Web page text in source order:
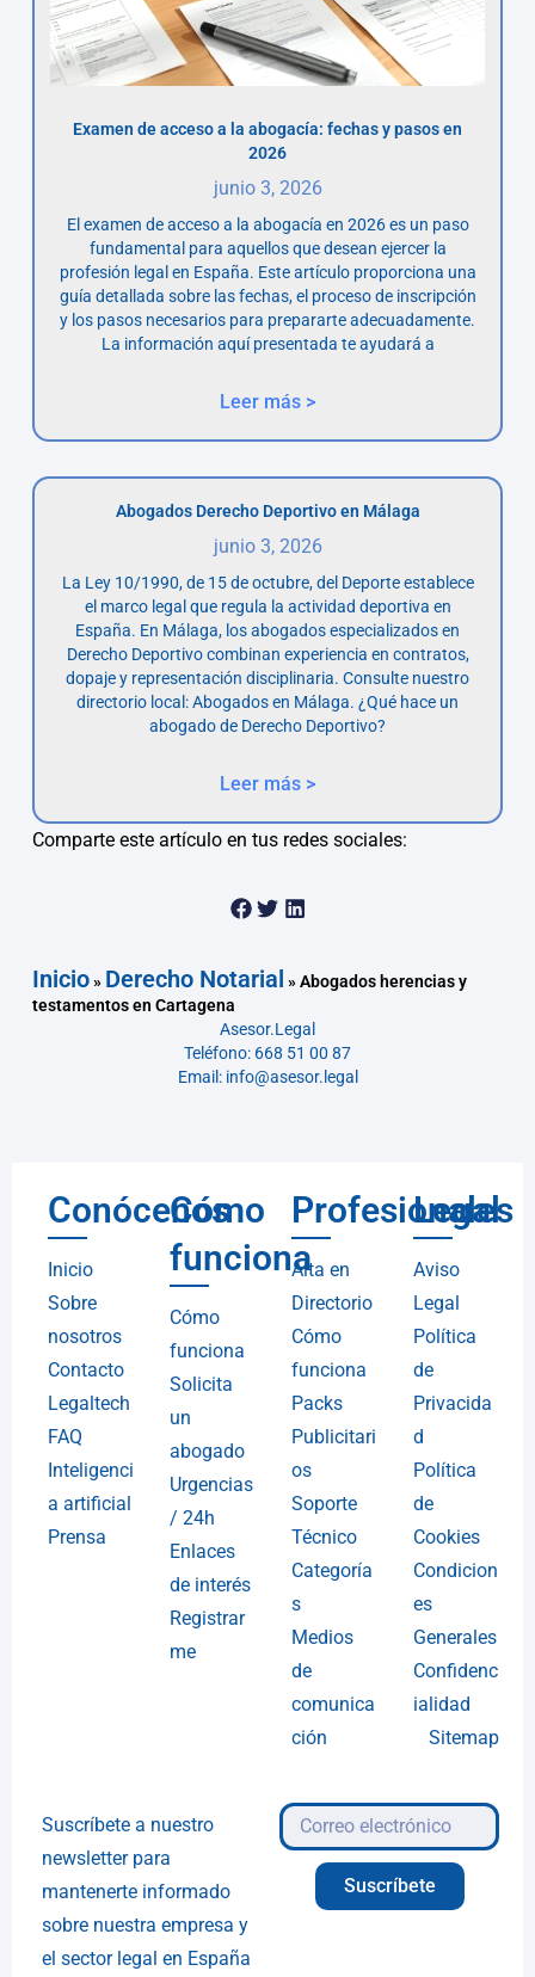
Examen de acceso a la abogacía: fechas y pasos en
2026
junio 3, 2026
El examen de acceso a la abogacía en 2026 es un paso
fundamental para aquellos que desean ejercer la
profesión legal en España. Este artículo proporciona una
guía detallada sobre las fechas, el proceso de inscripción
y los pasos necesarios para prepararte adecuadamente.
La información aquí presentada te ayudará a
Leer más >
Abogados Derecho Deportivo en Málaga
junio 3, 2026
La Ley 10/1990, de 15 de octubre, del Deporte establece
el marco legal que regula la actividad deportiva en
España. En Málaga, los abogados especializados en
Derecho Deportivo combinan experiencia en contratos,
dopaje y representación disciplinaria. Consulte nuestro
directorio local: Abogados en Málaga. ¿Qué hace un
abogado de Derecho Deportivo?
Leer más >
Comparte este artículo en tus redes sociales:
Inicio» Derecho Notarial »Abogados herencias y
testamentos en Cartagena
Asesor.Legal
Teléfono: 668 51 00 87
Email: info@asesor.legal
Conócenos
Inicio
Sobre
nosotros
Contacto
Legaltech
FAQ
Inteligenci
a artificial
Prensa
Cómo
funciona
Cómo
funciona
Solicita
un
abogado
Urgencias
/ 24h
Enlaces
de interés
Registrar
me
Profesionales
Alta en
Directorio
Cómo
funciona
Packs
Publicitari
os
Soporte
Técnico
Categoría
s
Medios
de
comunica
ción
Legal
Aviso
Legal
Política
de
Privacida
d
Política
de
Cookies
Condicion
es
Generales
Confidenc
ialidad
Sitemap
Suscríbete a nuestro
newsletter para
mantenerte informado
sobre nuestra empresa y
el sector legal en España
Suscríbete